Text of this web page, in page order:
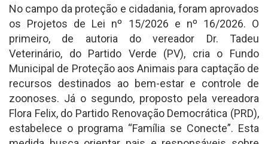
No campo da proteção e cidadania, foram aprovados
os Projetos de Lei nº 15/2026 e nº 16/2026. O
primeiro, de autoria do vereador Dr. Tadeu
Veterinário, do Partido Verde (PV), cria o Fundo
Municipal de Proteção aos Animais para captação de
recursos destinados ao bem-estar e controle de
zoonoses. Já o segundo, proposto pela vereadora
Flora Felix, do Partido Renovação Democrática (PRD),
estabelece o programa “Família se Conecte”. Esta